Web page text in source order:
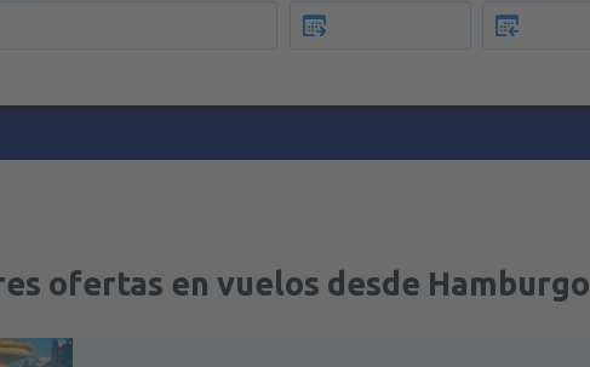
ofertas en vuelos desde Hamburgo